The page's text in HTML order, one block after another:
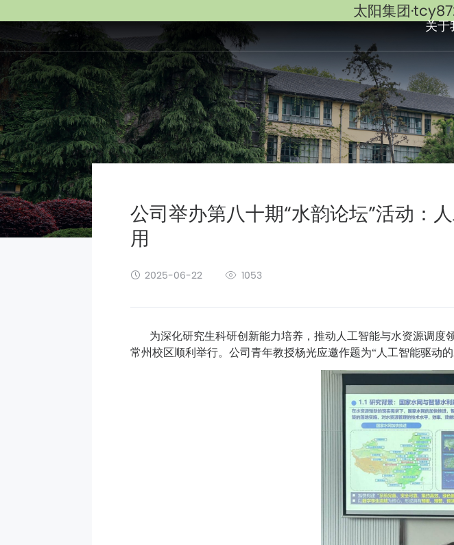
太阳集团
关于
公司举办第八十期“水韵论坛”活动：
用
2025-06-22 1053
为深化研究生科研创新能力培养，推动人工智能与水资源调度
常州校区顺利举行。公司青年教授杨光应邀作题为“ 人工智能驱动